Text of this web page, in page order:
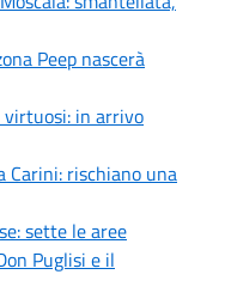
Peep nascerà
in arrivo
Carini: rischiano una
sette le aree
Puglisi e il